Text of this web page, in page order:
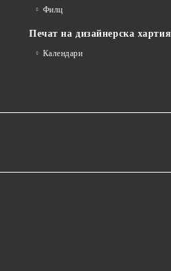
Филц
Печат на дизайнерска хартия
Календари